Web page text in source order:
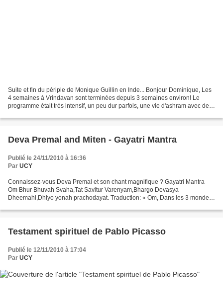
Suite et fin du périple de Monique Guillin en Inde... Bonjour Dominique, Les
4 semaines à Vrindavan sont terminées depuis 3 semaines environ! Le
programme était très intensif, un peu dur parfois, une vie d'ashram avec des
Deva Premal and Miten - Gayatri Mantra
Publié le 24/11/2010 à 16:36
Par UCY
Connaissez-vous Deva Premal et son chant magnifique ? Gayatri Mantra
Om Bhur Bhuvah Svaha,Tat Savitur Varenyam,Bhargo Devasya
Dheemahi,Dhiyo yonah prachodayat. Traduction: « Om, Dans les 3 mondes
Testament spirituel de Pablo Picasso
Publié le 12/11/2010 à 17:04
Par UCY